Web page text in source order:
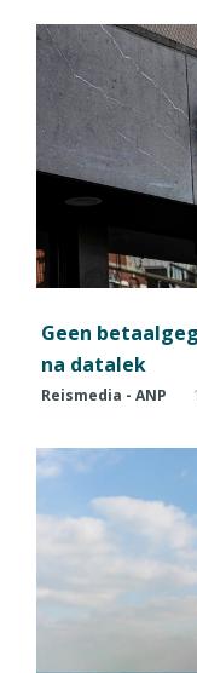
Geen
na datalek
Reismedia - ANP